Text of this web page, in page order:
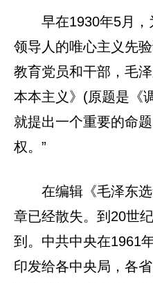
早在1930年5月
领导人的唯心主义先
教育党员和干部，毛
本本主义》(原题是《
就提出一个重要的命
权。”
在编辑《毛泽东
章已经散失。到20世
到。中共中央在1961
印发给各中央局，各